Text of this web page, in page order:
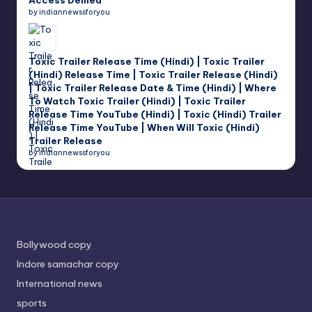
by indiannewssforyou
Toxic Trailer Release Time (Hindi) | Toxic Trailer
(Hindi) Release Time | Toxic Trailer Release (Hindi)
| Toxic Trailer Release Date & Time (Hindi) | Where
To Watch Toxic Trailer (Hindi) | Toxic Trailer
Release Time YouTube (Hindi) | Toxic (Hindi) Trailer
Release Time YouTube | When Will Toxic (Hindi)
Trailer Release
by indiannewssforyou
Bollywood copy
Indore samachar copy
International news
sports